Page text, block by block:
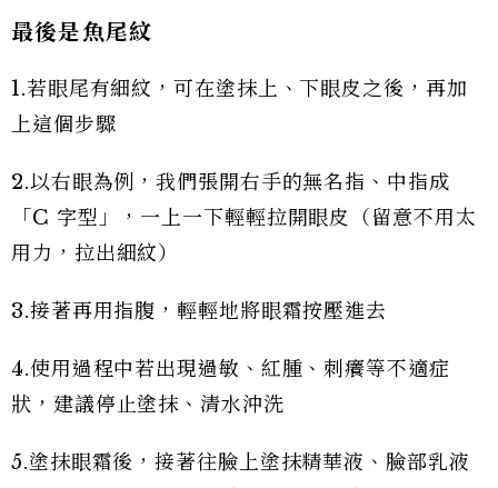
最後是魚尾紋
1.若眼尾有細紋，可在塗抹上、下眼皮之後，再加
上這個步驟
2.以右眼為例，我們張開右手的無名指、中指成
「C 字型」，一上一下輕輕拉開眼皮（留意不用太
用力，拉出細紋）
3.接著再用指腹，輕輕地將眼霜按壓進去
4.使用過程中若出現過敏、紅腫、刺癢等不適症
狀，建議停止塗抹、清水沖洗
5.塗抹眼霜後，接著往臉上塗抹精華液、臉部乳液